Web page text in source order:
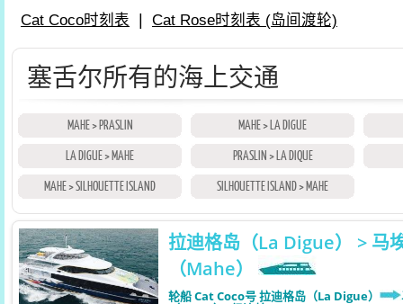
Cat Coco时刻表 Cat Rose时刻表 (岛间渡轮)
塞舌尔所有的海上交通
MAHE > PRASLIN
MAHE > LA DIGUE
LA DIGUE > MAHE
PRASLIN > LA DIQUE
MAHE > SILHOUETTE ISLAND
SILHOUETTE ISLAND > MAHE
拉迪格岛（La Digue） > 马
（Mahe）
轮船 Cat Coco号 拉迪格岛（La Digue）